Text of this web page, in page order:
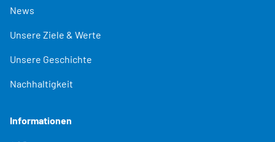
News
Unsere Ziele & Werte
Unsere Geschichte
Nachhaltigkeit
Informationen